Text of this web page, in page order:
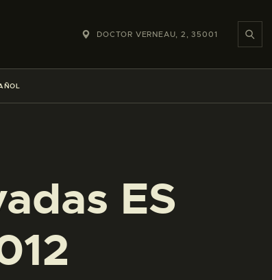
DOCTOR VERNEAU, 2, 35001
ES